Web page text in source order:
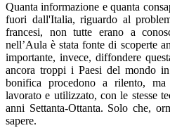
Quanta informazione e quanta
fuori dall'Italia, riguardo al
francesi, non tutte erano a
nell’Aula è stata fonte di scoperte
importante, invece, diffondere
ancora troppi i Paesi del mondo
bonifica procedono a rilento, ma
lavorato e utilizzato, con le stesse
anni Settanta-Ottanta. Solo che,
sapere.